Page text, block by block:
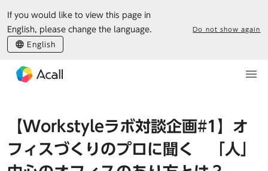
If you would like to view this page in
English, please change the language.
English
Do not show again
【Workstyleラボ対談企画#1】オ
フィスづくりのプロに聞く 「人」